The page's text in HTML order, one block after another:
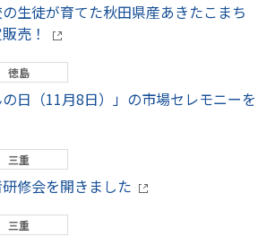
生徒が育てた秋田県産あきたこまち
売！
徳島
の日（11月8日）」の市場セレモニーを
三重
修会を開きました
三重